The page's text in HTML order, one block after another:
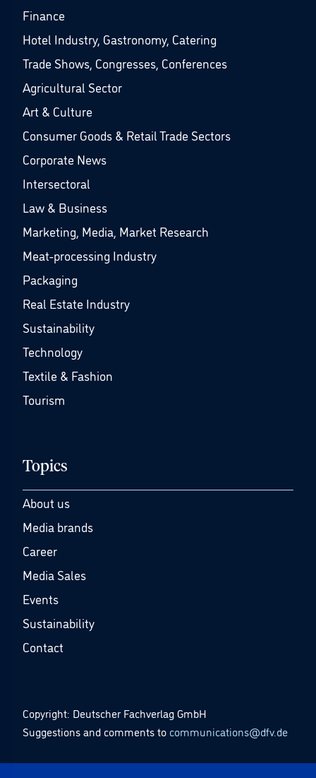
Finance
Hotel Industry, Gastronomy, Catering
Trade Shows, Congresses, Conferences
Agricultural Sector
Art & Culture
Consumer Goods & Retail Trade Sectors
Corporate News
Intersectoral
Law & Business
Marketing, Media, Market Research
Meat-processing Industry
Packaging
Real Estate Industry
Sustainability
Technology
Textile & Fashion
Tourism
Topics
About us
Media brands
Career
Media Sales
Events
Sustainability
Contact
Copyright: Deutscher Fachverlag GmbH
Suggestions and comments to communications@dfv.de